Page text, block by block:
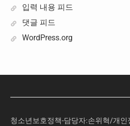
입력 내용 피드
댓글 피드
WordPress.org
청소년보호정책-담당자:손위혁/개인